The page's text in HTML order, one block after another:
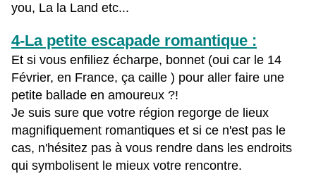
you, La la Land etc...
4-La petite escapade romantique :
Et si vous enfiliez écharpe, bonnet (oui car le 14
Février, en France, ça caille ) pour aller faire une
petite ballade en amoureux ?!
Je suis sure que votre région regorge de lieux
magnifiquement romantiques et si ce n'est pas le
cas, n'hésitez pas à vous rendre dans les endroits
qui symbolisent le mieux votre rencontre.